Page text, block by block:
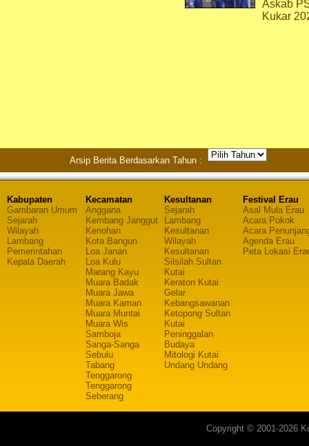
Askab
Kukar
Arsip Berita Berdasarkan Tahun :
Kabupaten
Gambaran Umum
Sejarah
Wilayah
Lambang
Pemerintahan
Kepala Daerah
Kecamatan
Anggana
Kembang Janggut
Kenohan
Kota Bangun
Loa Janan
Loa Kulu
Marang Kayu
Muara Badak
Muara Jawa
Muara Kaman
Muara Muntai
Muara Wis
Samboja
Sanga-Sanga
Sebulu
Tabang
Tenggarong
Tenggarong
Seberang
Kesultanan
Sejarah
Lambang
Kesultanan
Wilayah
Kesultanan
Silsilah Sultan
Kutai
Keraton Kutai
Gelar
Kebangsawanan
Ketopong Sultan
Kutai
Peninggalan
Budaya
Mitologi Kutai
Undang Undang
Festival Erau
Asal Mula Erau
Acara Pokok
Acara
Agenda Erau
Peta Lokasi
Copyright © 2001-2026